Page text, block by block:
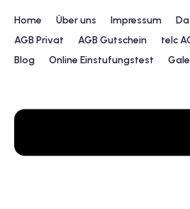
Home Über uns Impressum
AGB Privat
AGB Gutschein telc
Blog
Online Einstufungstest